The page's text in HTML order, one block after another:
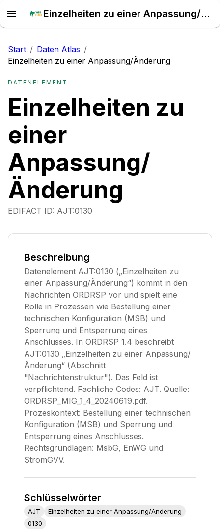
Einzelheiten zu einer Anpassung/Änderung – Daten Atlas
Start / Daten Atlas /
Einzelheiten zu einer Anpassung/Änderung
DATENELEMENT
Einzelheiten zu
einer
Anpassung/
Änderung
EDIFACT ID: AJT:0130
Beschreibung
Datenelement AJT:0130 („Einzelheiten zu
einer Anpassung/Änderung“) kommt in den
Nachrichten ORDRSP vor und spielt eine
Rolle in Prozessen wie Bestellung einer
technischen Konfiguration (MSB) und
Sperrung und Entsperrung eines
Anschlusses. In ORDRSP 1.4 beschreibt
AJT:0130 „Einzelheiten zu einer Anpassung/
Änderung“ (Abschnitt
"Nachrichtenstruktur"). Das Feld ist
verpflichtend. Fachliche Codes: AJT. Quelle:
ORDRSP_MIG_1_4_20240619.pdf.
Prozeskontext: Bestellung einer technischen
Konfiguration (MSB) und Sperrung und
Entsperrung eines Anschlusses.
Rechtsgrundlagen: MsbG, EnWG und
StromGVV.
Schlüsselwörter
AJT
Einzelheiten zu einer Anpassung/Änderung
0130